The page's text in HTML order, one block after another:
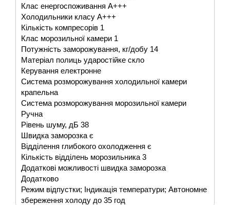
Клас енергоспоживання A+++
Холодильники класу А+++
Кількість компресорів 1
Клас морозильної камери 1
Потужність заморожування, кг/добу 14
Матеріал полиць ударостійке скло
Керування електронне
Система розморожування холодильної камери
крапельна
Система розморожування морозильної камери
Ручна
Рівень шуму, дБ 38
Швидка заморозка є
Відділення глибокого охолодження є
Кількість відділень морозильника 3
Додаткові можливості швидка заморозка
Додатково
Режим відпустки; Індикація температури; Автономне
збереження холоду до 35 год